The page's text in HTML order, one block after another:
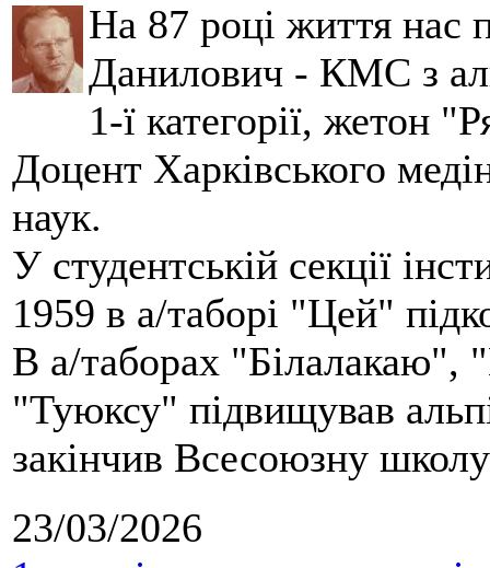
На 87 році життя нас
Данилович - КМС з
1-ї категорії, жетон
Доцент Харківського
наук.
У студентській секції
1959 в а/таборі "Цей"
В а/таборах "Білалакаю",
"Туюксу" підвищував
закінчив Всесоюзну
23/03/2026